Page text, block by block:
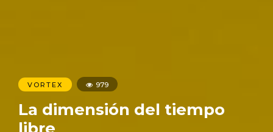
VORTEX 979
La dimensión del tiempo